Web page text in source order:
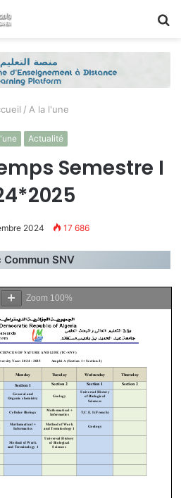
/ A la l'une
Actualité
Semestre I
2024 17 686
Commun SNV
Zoom 100%